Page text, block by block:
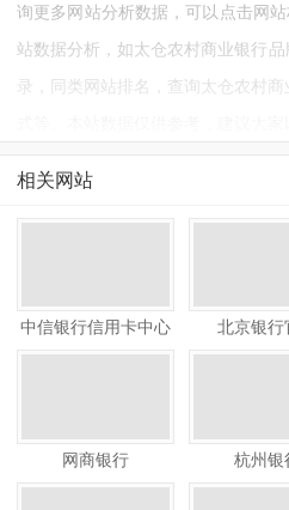
询更多网站分析数据，可以点击网站
站数据分析，如太仓农村商业银行
录，同类网站排名，查询太仓农村
相关网站
中信银行信用卡中心
北京银行
网商银行 杭州银